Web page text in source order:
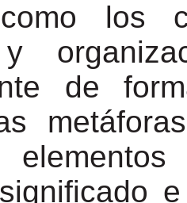
los
y
de
elementos